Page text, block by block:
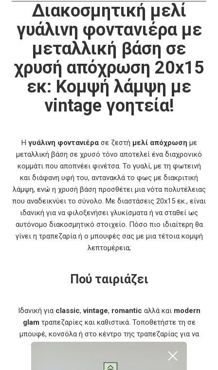
Διακοσμητική μελί
γυάλινη φοντανιέρα με
μεταλλική βάση σε
χρυσή απόχρωση 20x15
εκ: Κομψή λάμψη με
vintage γοητεία!
Η γυάλινη φοντανιέρασε ζεστή μελί απόχρωση με
μεταλλική βάση σε χρυσό τόνο αποτελεί ένα διαχρονικό
κομμάτι που αποπνέει φινέτσα. Το γυαλί, με τη φωτεινή
και διάφανη υφή του, αντανακλά το φως με διακριτική
λάμψη, ενώ η χρυσή βάση προσθέτει μια νότα πολυτέλειας
που αναδεικνύει το σύνολο. Με διαστάσεις 20x15 εκ., είναι
ιδανική για να φιλοξενήσει γλυκίσματα ή να σταθεί ως
αυτόνομο διακοσμητικό στοιχείο. Πόσο πιο ιδιαίτερη θα
γίνει η τραπεζαρία ή ο μπουφές σας με μια τέτοια κομψή
λεπτομέρεια;
Πού ταιριάζει
Ιδανική για classic,vintage, romantic αλλά και modern
glam τραπεζαρίες και καθιστικά. Τοποθετήστε τη σε
μπουφέ, κονσόλα ή στο κέντρο της τραπεζαρίας για να
προσθέσετε φως και εκλεπτυσμένο χαρακτήρα.